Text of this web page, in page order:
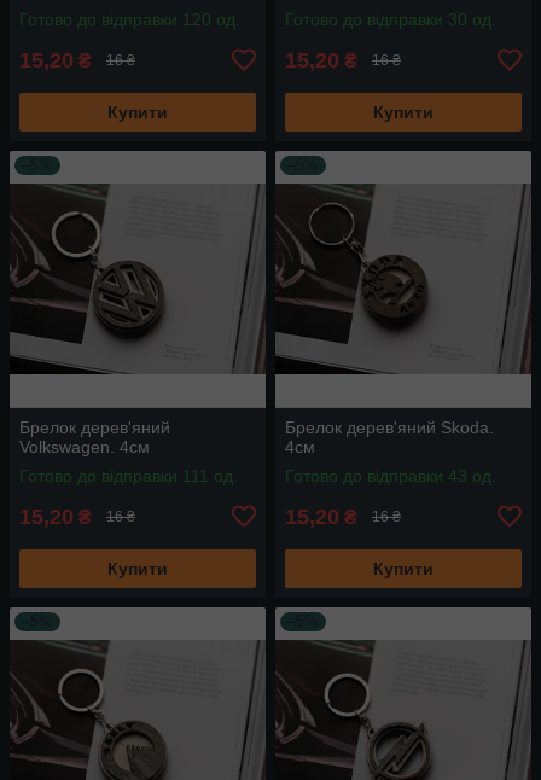
Готово до відправки 120 од.
15,20 ₴ 16 ₴
Купити
Готово до відправки 30 од.
15,20 ₴ 16 ₴
Купити
Брелок дерев'яний
Volkswagen. 4см
Готово до відправки 111 од.
15,20 ₴ 16 ₴
Купити
Брелок дерев'яний Skoda.
4см
Готово до відправки 43 од.
15,20 ₴ 16 ₴
Купити